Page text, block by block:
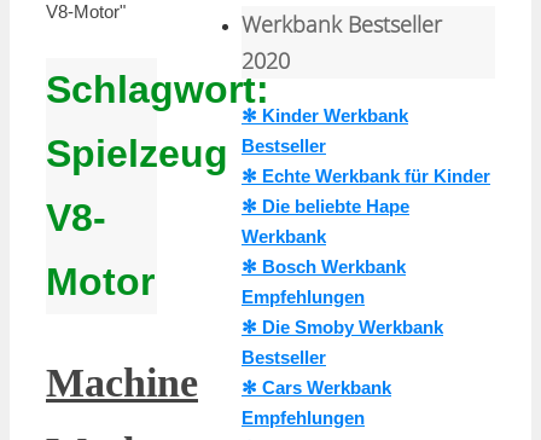
V8-Motor"
Schlagwort:
Spielzeug
V8-
Motor
Machine
Werkbank Bestseller
2020
✻ Kinder Werkbank
Bestseller
✻ Echte Werkbank für Kinder
✻ Die beliebte Hape
Werkbank
✻ Bosch Werkbank
Empfehlungen
✻ Die Smoby Werkbank
Bestseller
✻ Cars Werkbank
Empfehlungen